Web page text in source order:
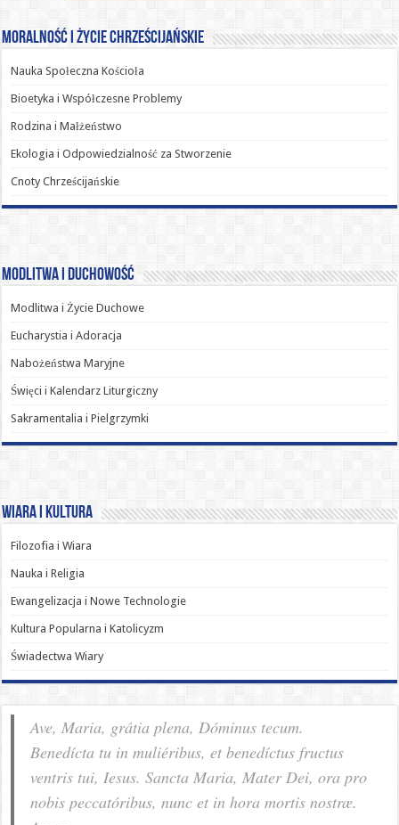
Moralność i Życie Chrześcijańskie
Nauka Społeczna Kościoła
Bioetyka i Współczesne Problemy
Rodzina i Małżeństwo
Ekologia i Odpowiedzialność za Stworzenie
Cnoty Chrześcijańskie
Modlitwa i Duchowość
Modlitwa i Życie Duchowe
Eucharystia i Adoracja
Nabożeństwa Maryjne
Święci i Kalendarz Liturgiczny
Sakramentalia i Pielgrzymki
Wiara i Kultura
Filozofia i Wiara
Nauka i Religia
Ewangelizacja i Nowe Technologie
Kultura Popularna i Katolicyzm
Świadectwa Wiary
Ave, Maria, grátia plena, Dóminus tecum.
Benedícta tu in muliéribus, et benedíctus fructus
ventris tui, Iesus. Sancta Maria, Mater Dei, ora pro
nobis pec­ca­tóribus, nunc et in hora mortis nostræ.